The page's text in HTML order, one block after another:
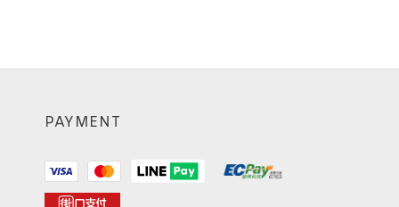
PAYMENT